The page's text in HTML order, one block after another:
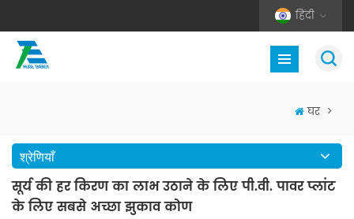
हिंदी
घर >
श्रेणियाँ
सूर्य की हर किरण का लाभ उठाने के लिए पी.वी. पावर प्लांट
के लिए सबसे अच्छा झुकाव कोण